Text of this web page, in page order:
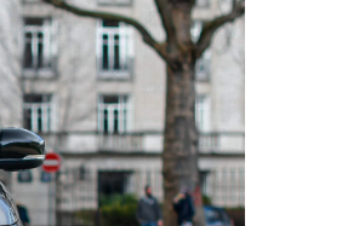
voiture, on adore aussi son
la voiture : Autopedia.
charme unique et
ces constructeurs ont
Au sein des articles
héritage automobile.